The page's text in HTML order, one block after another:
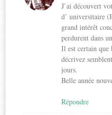
J’ai découvert
d’ universitaire
grand intérêt
perdurent dans
Il est certain que
décrivez
jours.
Belle année
Répondre